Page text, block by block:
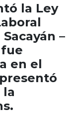
la Ley
–
en el
la